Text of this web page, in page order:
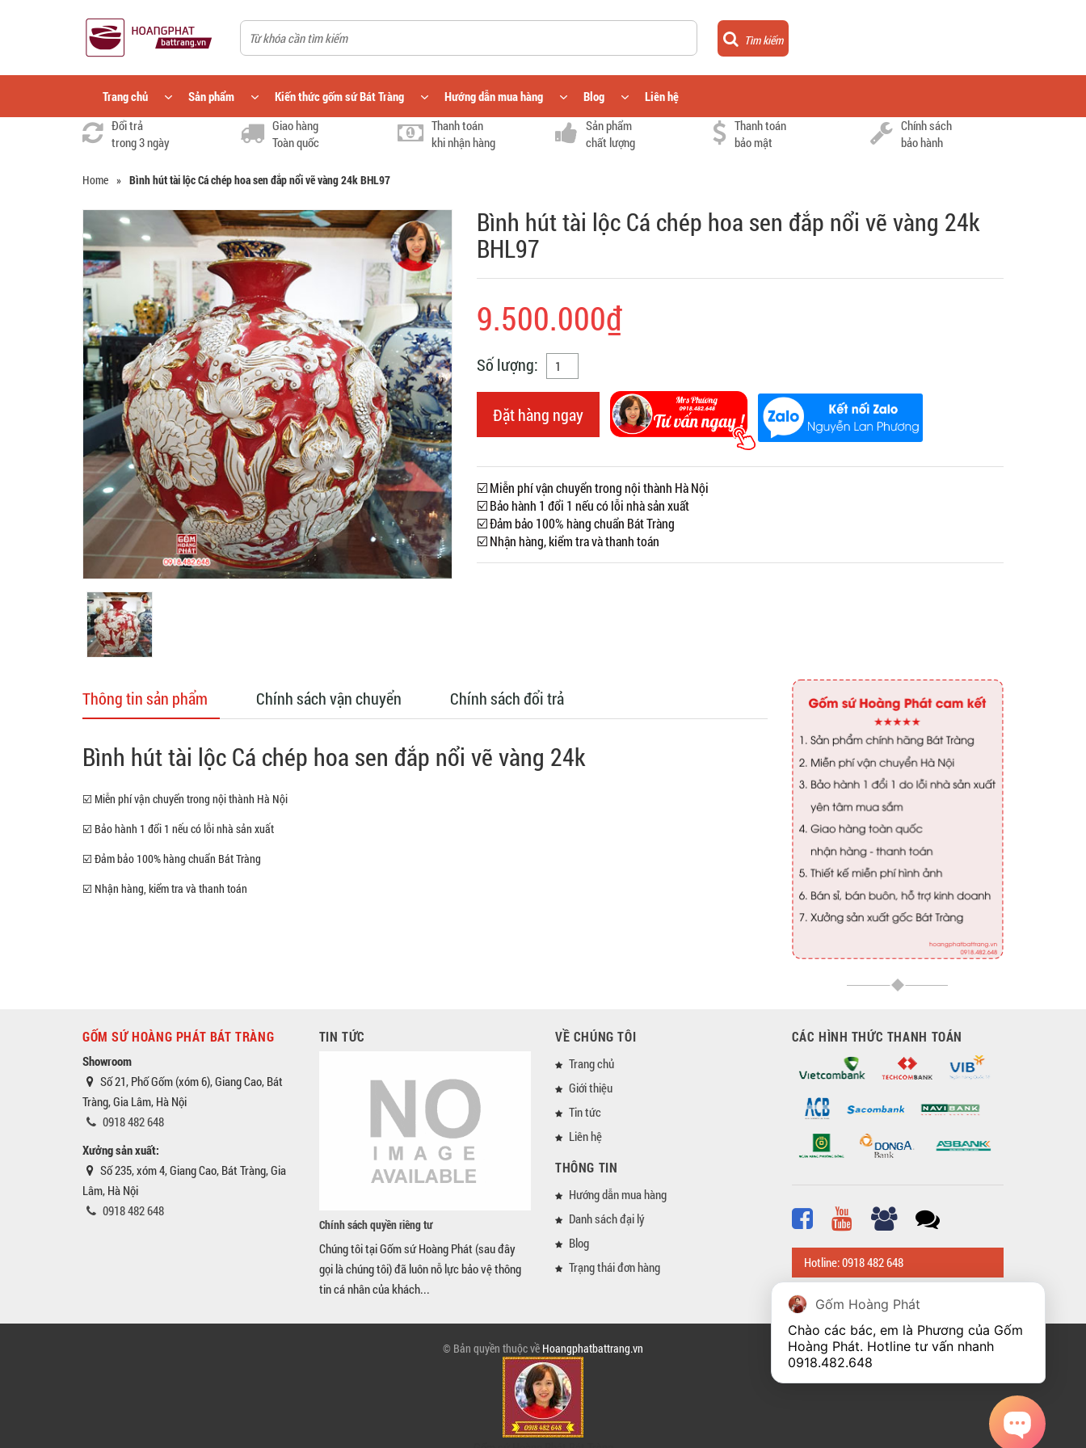
Tìm kiếm
Trang chủ Sản phẩm Kiến thức gốm sứ Bát Tràng Hướng dẫn mua hàng Blog
Liên hệ
Đổi trả
trong 3 ngày
Giao hàng
Toàn quốc
Thanh toán
khi nhận hàng
Sản phẩm
chất lượng
Thanh toán
bảo mật
Chính sách
bảo hành
Home » Bình hút tài lộc Cá chép hoa sen đắp nổi vẽ vàng 24k BHL97
Bình hút tài lộc Cá chép hoa sen đắp nổi vẽ vàng 24k
BHL97
9.500.000₫
Số lượng:
Đặt hàng ngay
☑️ Miễn phí vận chuyển trong nội thành Hà Nội
☑️ Bảo hành 1 đổi 1 nếu có lỗi nhà sản xuất
☑️ Đảm bảo 100% hàng chuẩn Bát Tràng
☑️ Nhận hàng, kiểm tra và thanh toán
Thông tin sản phẩm Chính sách vận chuyển Chính sách đổi trả
Bình hút tài lộc Cá chép hoa sen đắp nổi vẽ vàng 24k
☑️ Miễn phí vận chuyển trong nội thành Hà Nội
☑️ Bảo hành 1 đổi 1 nếu có lỗi nhà sản xuất
☑️ Đảm bảo 100% hàng chuẩn Bát Tràng
☑️ Nhận hàng, kiểm tra và thanh toán
GỐM SỨ HOÀNG PHÁT BÁT TRÀNG
Showroom
Số 21, Phố Gốm (xóm 6), Giang Cao, Bát
Tràng, Gia Lâm, Hà Nội
0918 482 648
Xưởng sản xuất:
Số 235, xóm 4, Giang Cao, Bát Tràng, Gia
Lâm, Hà Nội
0918 482 648
TIN TỨC
Chính sách quyền riêng tư
Chúng tôi tại Gốm sứ Hoàng Phát (sau đây
gọi là chúng tôi) đã luôn nỗ lực bảo vệ thông
tin cá nhân của khách...
VỀ CHÚNG TÔI
Trang chủ
Giới thiệu
Tin tức
Liên hệ
THÔNG TIN
Hướng dẫn mua hàng
Danh sách đại lý
Blog
Trạng thái đơn hàng
CÁC HÌNH THỨC THANH TOÁN
Hotline: 0918 482 648
© Bản quyền thuộc về Hoangphatbattrang.vn
Gốm Hoàng Phát
Chào các bác, em là Phương của Gốm
0918.482.648